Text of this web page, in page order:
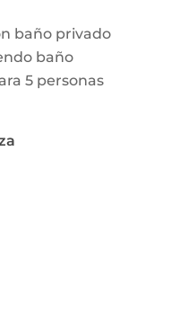
baño privado
baño
5 personas